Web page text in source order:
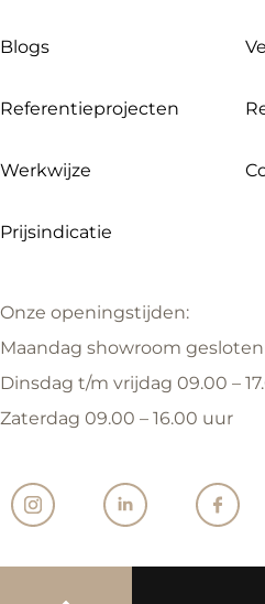
Blogs
Referentieprojecten
Werkwijze
Prijsindicatie
Onze openingstijden:
Maandag showroom gesloten
Dinsdag t/m vrijdag 09.00 –
Zaterdag 09.00 – 16.00 uur